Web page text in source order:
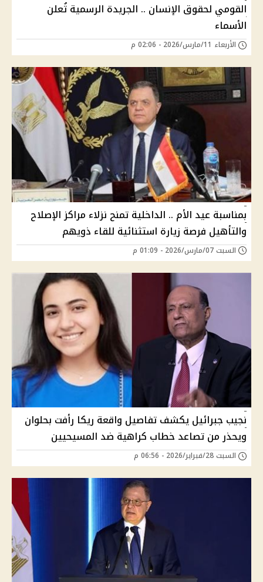
القومي لحقوق الإنسان .. الجريدة الرسمية تُعلن
الأسماء
الأربعاء 11/مارس/2026 - 02:06 م
بمناسبة عيد الأم .. الداخلية تمنح نزلاء مراكز الإصلاح
والتأهيل فرصة زيارة استثنائية للقاء ذويهم
السبت 07/مارس/2026 - 01:09 م
نجيب جبرائيل يكشف تفاصيل واقعة ريكا رأفت بحلوان
ويحذر من تصاعد خطاب كراهية ضد المسيحيين
السبت 28/فبراير/2026 - 06:56 م